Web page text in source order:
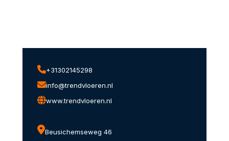
+31302145298
info@trendvloeren.nl
www.trendvloeren.nl
Beusichemseweg 46